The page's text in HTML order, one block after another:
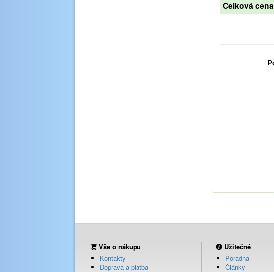
Celková
Vše o nákupu
Kontakty
Doprava a platba
Užitečné
Poradna
Články